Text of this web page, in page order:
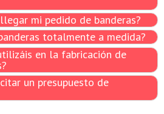
mi pedido de banderas?
totalmente a medida?
en la fabricación de
un presupuesto de